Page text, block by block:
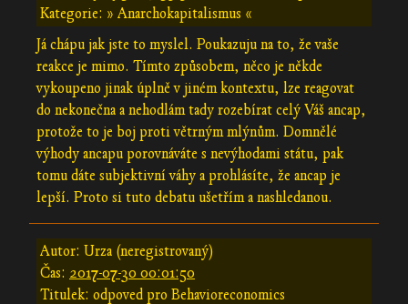
Kategorie: » Anarchokapitalismus «
Já chápu jak jste to myslel. Poukazuju na to, že vaše
reakce je mimo. Tímto způsobem, něco je někde
vykoupeno jinak úplně v jiném kontextu, lze reagovat
do nekonečna a nehodlám tady rozebírat celý Váš ancap,
protože to je boj proti větrným mlýnům. Domnělé
výhody ancapu porovnáváte s nevýhodami státu, pak
tomu dáte subjektivní váhy a prohlásíte, že ancap je
lepší. Proto si tuto debatu ušetřím a nashledanou.
Autor: Urza (neregistrovaný)
Čas: 2017-07-30 00:01:50
Titulek: odpoved pro Behavioreconomics